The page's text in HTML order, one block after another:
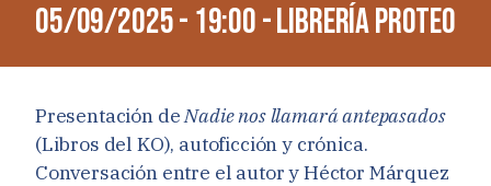
05/09/2025 - 19:00 - Librería Proteo
Presentación deNadie nos llamará antepasados
(Libros del KO), autoficción y crónica.
Conversación entre el autor y Héctor Márquez